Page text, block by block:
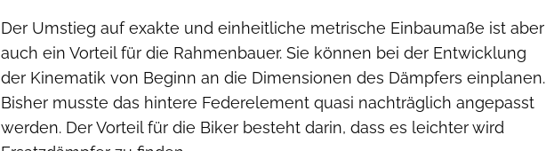
Der Umstieg auf exakte und einheitliche metrische Einbaumaße ist aber
auch ein Vorteil für die Rahmenbauer. Sie können bei der Entwicklung
der Kinematik von Beginn an die Dimensionen des Dämpfers einplanen.
Bisher musste das hintere Federelement quasi nachträglich angepasst
werden. Der Vorteil für die Biker besteht darin, dass es leichter wird